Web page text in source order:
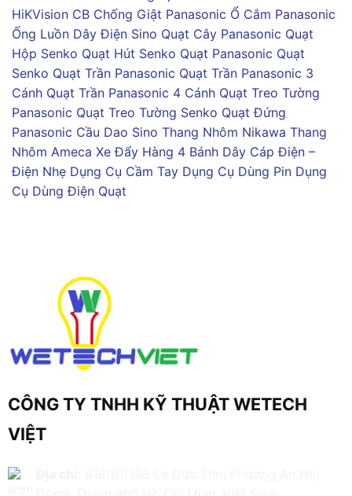
HiKVision CB Chống Giật Panasonic Ổ Cắm Panasonic
Ống Luồn Dây Điện Sino Quạt Cây Panasonic Quạt
Hộp Senko Quạt Hút Senko Quạt Panasonic Quạt
Senko Quạt Trần Panasonic Quạt Trần Panasonic 3
Cánh Quạt Trần Panasonic 4 Cánh Quạt Treo Tường
Panasonic Quạt Treo Tường Senko Quạt Đứng
Panasonic Cầu Dao Sino Thang Nhôm Nikawa Thang
Nhôm Ameca Xe Đẩy Hàng 4 Bánh Dây Cáp Điện –
Điện Nhẹ Dụng Cụ Cầm Tay Dụng Cụ Dùng Pin Dụng
Cụ Dùng Điện Quạt
CÔNG TY TNHH KỸ THUẬT WETECH
VIỆT